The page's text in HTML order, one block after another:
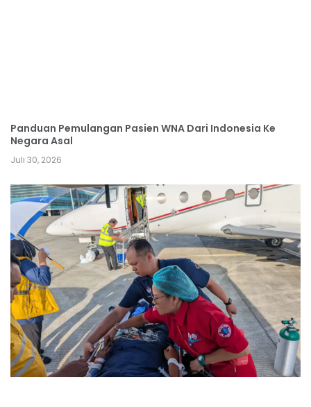
Panduan Pemulangan Pasien WNA Dari Indonesia Ke
Negara Asal
Juli 30, 2026